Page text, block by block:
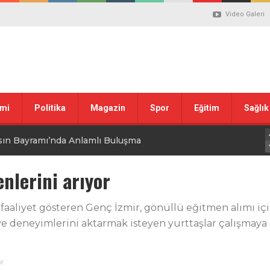
Video Galeri
Politika Magazin Spor Eğitim Sağlık
Bayramı’nda Anlamlı Buluşma
tepkisi
Marşı’nın Kabulünün 105. Yılı Mesajı
ilgili düzenleme görüşülüyor
arıyor
gösteren Genç İzmir, gönüllü eğitmen alımı
deneyimlerini aktarmak isteyen yurttaşlar